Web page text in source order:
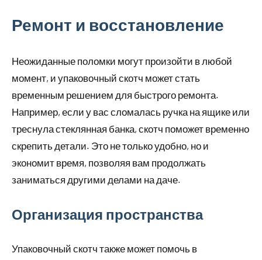
Ремонт и восстановление
Неожиданные поломки могут произойти в любой
момент, и упаковочный скотч может стать
временным решением для быстрого ремонта.
Например, если у вас сломалась ручка на ящике или
треснула стеклянная банка, скотч поможет временно
скрепить детали. Это не только удобно, но и
экономит время, позволяя вам продолжать
заниматься другими делами на даче.
Организация пространства
Упаковочный скотч также может помочь в